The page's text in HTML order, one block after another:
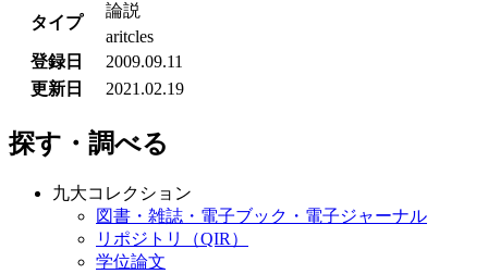
タイプ
論説
aritcles
登録日
2009.09.11
更新日
2021.02.19
探す・調べる
九大コレクション
図書・雑誌・電子ブック・電子ジャーナル
リポジトリ（QIR）
学位論文